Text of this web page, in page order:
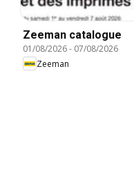
Zeeman catalogue
01/08/2026- 07/08/2026
Zeeman